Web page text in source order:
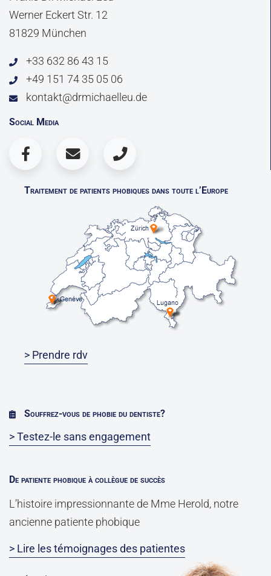
Werner Eckert Str. 12
81829 München
+33 632 86 43 15
+49 151 74 35 05 06
kontakt@drmichaelleu.de
Social Media
Traitement de patients phobiques dans toute l’Europe
> Prendre rdv
Souffrez-vous de phobie du dentiste?
> Testez-le sans engagement
De patiente phobique à collègue de succès
L’histoire impressionnante de Mme Herold, notre
ancienne patiente phobique
> Lire les témoignages des patientes